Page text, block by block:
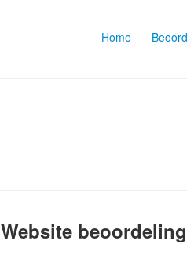
Home
Website